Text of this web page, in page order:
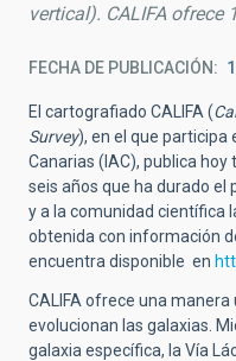
vertical). CALIFA ofrece
FECHA DE PUBLICACIÓN
El cartografiado CALIFA (
Survey), en el que
Canarias (IAC), publica
seis años que ha durado el
y a la comunidad científica
obtenida con información
encuentra disponible en
CALIFA ofrece una
evolucionan las galaxias.
galaxia específica, la Vía